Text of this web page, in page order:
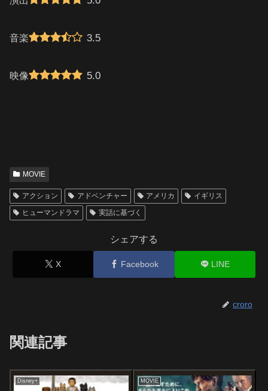
音楽 3.5
映像 5.0
MOVIE
アクション アドベンチャー アメリカ
イギリス
ヒューマンドラマ
実話に基づく
シェアする
X Facebook LINE
croro
関連記事
Disney+ MOVIE